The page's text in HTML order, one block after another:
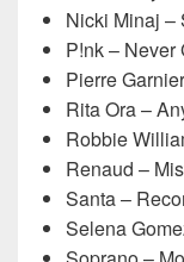
Nicki Minaj –
P!nk – Never
Pierre
Rita Ora –
Robbie
Renaud –
Santa –
Selena